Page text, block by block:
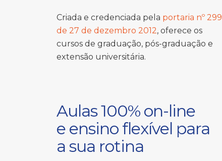
Criada e credenciada pela portaria nº 299
de 27 de dezembro 2012, oferece os
cursos de graduação, pós-graduação e
extensão universitária.
Aulas 100% on-line
e ensino flexível para
a sua rotina